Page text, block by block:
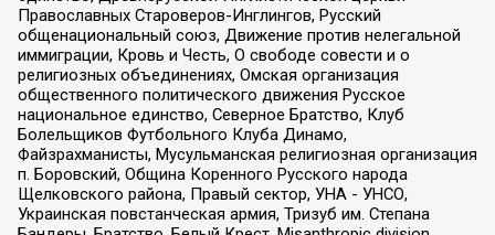
Православных Староверов-Инглингов, Русский
общенациональный союз, Движение против нелегальной
иммиграции, Кровь и Честь, О свободе совести и о
религиозных объединениях, Омская организация
общественного политического движения Русское
национальное единство, Северное Братство, Клуб
Болельщиков Футбольного Клуба Динамо,
Файзрахманисты, Мусульманская религиозная организация
п. Боровский, Община Коренного Русского народа
Щелковского района, Правый сектор, УНА - УНСО,
Украинская повстанческая армия, Тризуб им. Степана